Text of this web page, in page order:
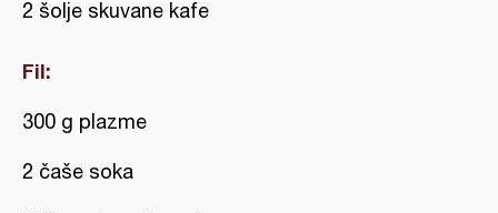
2 šolje skuvane kafe
Fil:
300 g plazme
2 čaše soka